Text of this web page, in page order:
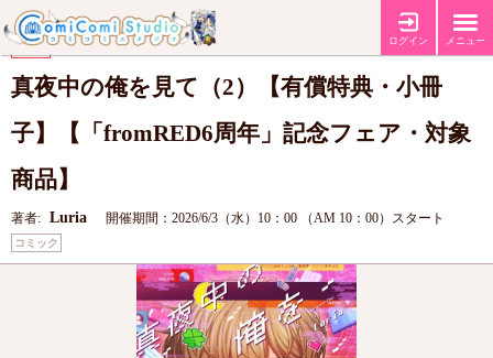
ログイン メニュー
特典 【有償特典・『真夜中の俺を見て（2）』12P小冊子】
フェア 【fromRED6周年記念フェア】
真夜中の俺を見て（2）【有償特典・小冊
子】【「fromRED6周年」記念フェア・対象
商品】
著者: Luria 開催期間：2026/6/3（水）10：00 （AM 10：00）スタート
コミック